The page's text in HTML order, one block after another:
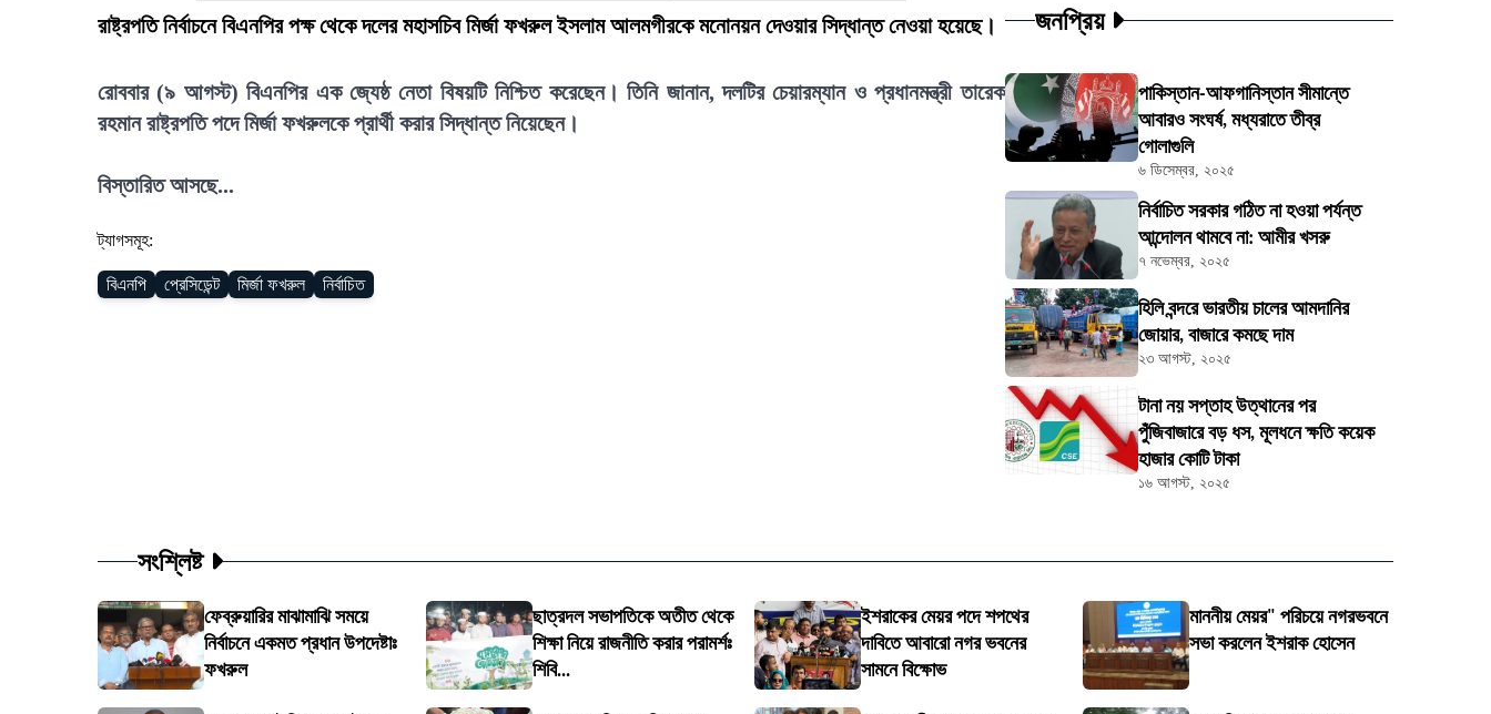
রাষ্ট্রপতি নির্বাচনে বিএনপির পক্ষ থেকে দলের মহাসচিব মির্জা ফখরুল ইসলাম আলমগীরকে মনোনয়ন দেওয়ার সিদ্ধান্ত নেওয়া হয়েছে।
রোববার (৯ আগস্ট) বিএনপির এক জ্যেষ্ঠ নেতা বিষয়টি নিশ্চিত করেছেন। তিনি জানান, দলটির চেয়ারম্যান ও প্রধানমন্ত্রী তারেক
রহমান রাষ্ট্রপতি পদে মির্জা ফখরুলকে প্রার্থী করার সিদ্ধান্ত নিয়েছেন।
বিস্তারিত আসছে...
ট্যাগসমূহ:
বিএনপি প্রেসিডেন্ট মির্জা ফখরুল নির্বাচিত
জনপ্রিয়
পাকিস্তান-আফগানিস্তান সীমান্তে
আবারও সংঘর্ষ, মধ্যরাতে তীব্র
গোলাগুলি
৬ ডিসেম্বর, ২০২৫
নির্বাচিত সরকার গঠিত না হওয়া পর্যন্ত
আন্দোলন থামবে না: আমীর খসরু
৭ নভেম্বর, ২০২৫
হিলি বন্দরে ভারতীয় চালের আমদানির
জোয়ার, বাজারে কমছে দাম
২৩ আগস্ট, ২০২৫
টানা নয় সপ্তাহ উত্থানের পর
পুঁজিবাজারে বড় ধস, মূলধনে ক্ষতি কয়েক
হাজার কোটি টাকা
১৬ আগস্ট, ২০২৫
সংশ্লিষ্ট
ফেব্রুয়ারির মাঝামাঝি সময়ে
নির্বাচনে একমত প্রধান উপদেষ্টাঃ
ফখরুল
ছাত্রদল সভাপতিকে অতীত থেকে
শিক্ষা নিয়ে রাজনীতি করার পরামর্শঃ
শিবি...
ইশরাকের মেয়র পদে শপথের
দাবিতে আবারো নগর ভবনের
সামনে বিক্ষোভ
মাননীয় মেয়র" পরিচয়ে নগরভবনে
সভা করলেন ইশরাক হোসেন